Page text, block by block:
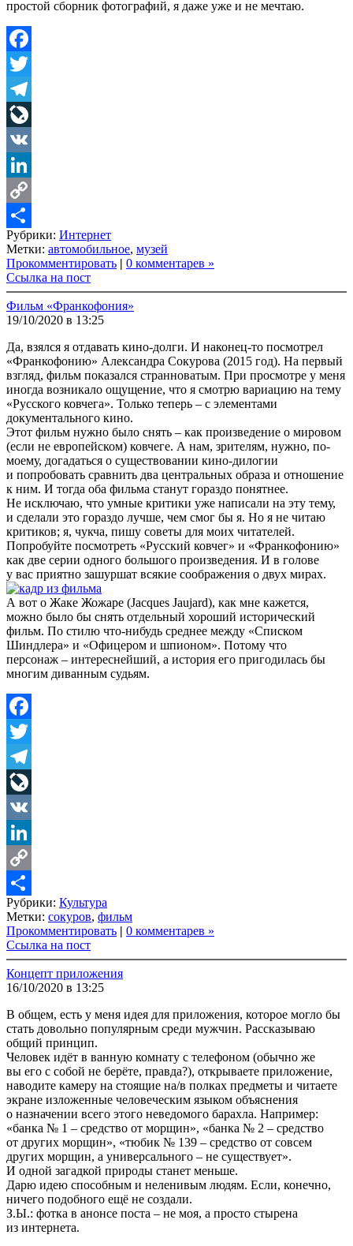
простой сборник фотографий, я даже уже и не мечтаю.
Facebook
Twitter
Telegram
LiveJournal
VK
LinkedIn
Copy
Link
Share
Рубрики: Интернет
Метки: автомобильное, музей
Прокомментировать | 0 комментарев »
Ссылка на пост
Фильм «Франкофония»
19/10/2020 в 13:25
Да, взялся я отдавать кино-долги. И наконец-то посмотрел
«Франкофонию» Александра Сокурова (2015 год). На первый
взгляд, фильм показался странноватым. При просмотре у меня
иногда возникало ощущение, что я смотрю вариацию на тему
«Русского ковчега». Только теперь – с элементами
документального кино.
Этот фильм нужно было снять – как произведение о мировом
(если не европейском) ковчеге. А нам, зрителям, нужно, по-
моему, догадаться о существовании кино-дилогии
и попробовать сравнить два центральных образа и отношение
к ним. И тогда оба фильма станут гораздо понятнее.
Не исключаю, что умные критики уже написали на эту тему,
и сделали это гораздо лучше, чем смог бы я. Но я не читаю
критиков; я, чукча, пишу советы для моих читателей.
Попробуйте посмотреть «Русский ковчег» и «Франкофонию»
как две серии одного большого произведения. И в голове
у вас приятно зашуршат всякие соображения о двух мирах.
А вот о Жаке Жожаре (Jacques Jaujard), как мне кажется,
можно было бы снять отдельный хороший исторический
фильм. По стилю что-нибудь среднее между «Списком
Шиндлера» и «Офицером и шпионом». Потому что
персонаж – интереснейший, а история его пригодилась бы
многим диванным судьям.
Facebook
Twitter
Telegram
LiveJournal
VK
LinkedIn
Copy
Link
Share
Рубрики: Культура
Метки: сокуров, фильм
Прокомментировать | 0 комментарев »
Ссылка на пост
Концепт приложения
16/10/2020 в 13:25
В общем, есть у меня идея для приложения, которое могло бы
стать довольно популярным среди мужчин. Рассказываю
общий принцип.
Человек идёт в ванную комнату с телефоном (обычно же
вы его с собой не берёте, правда?), открываете приложение,
наводите камеру на стоящие на/в полках предметы и читаете
экране изложенные человеческим языком объяснения
о назначении всего этого неведомого барахла. Например:
«банка № 1 – средство от морщин», «банка № 2 – средство
от других морщин», «тюбик № 139 – средство от совсем
других морщин, а универсального – не существует».
И одной загадкой природы станет меньше.
Дарю идею способным и неленивым людям. Если, конечно,
ничего подобного ещё не создали.
З.Ы.: фотка в анонсе поста – не моя, а просто стырена
из интернета.